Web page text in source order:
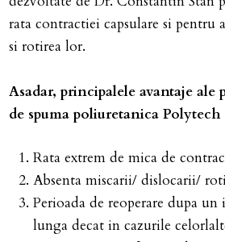
rata contractiei capsulare si pentru
si rotirea lor.
Asadar, principalele avantaje ale
de spuma poliuretanica Polytech
Rata extrem de mica de
Absenta miscarii/ dislocarii/
Perioada de reoperare dupa
lunga decat in cazurile